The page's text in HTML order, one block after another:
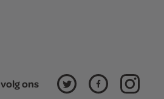
volg ons